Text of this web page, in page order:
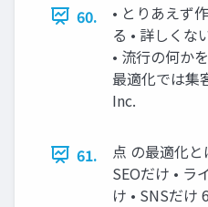
60.
• とりあえず
る • 詳しくな
• 流行の何か
最適化では集
Inc.
61.
点 の最適化と
SEOだけ • ラ
け • SNSだけ